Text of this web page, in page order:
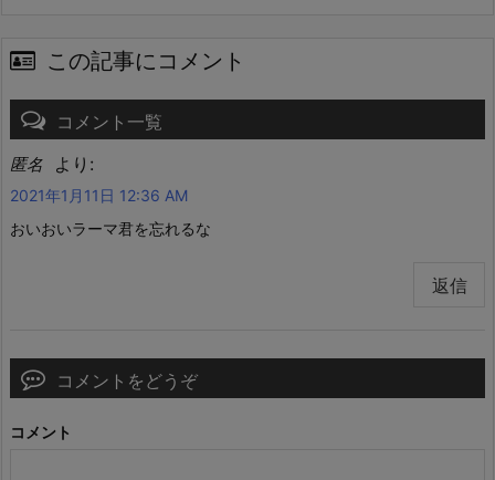
この記事にコメント
コメント一覧
匿名 より:
2021年1月11日 12:36 AM
おいおいラーマ君を忘れるな
返信
コメントをどうぞ
コメント